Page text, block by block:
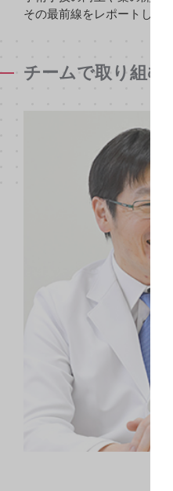
その最前線をレポートします
チームで取り組む